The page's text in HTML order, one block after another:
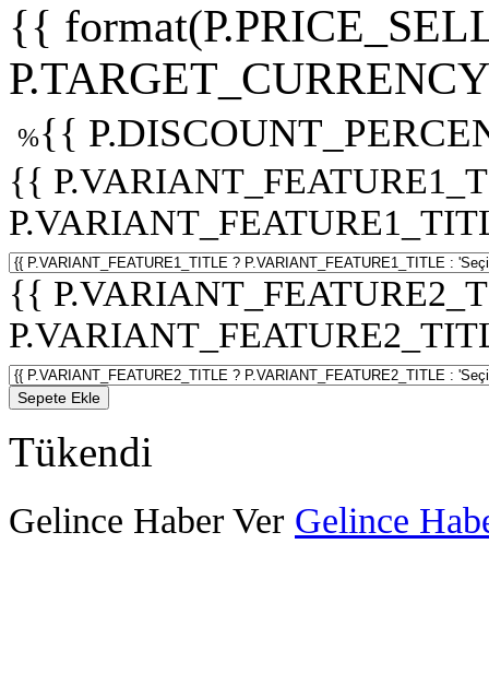
{{
%{{
{{
{{
Sepete Ekle
Tükendi
Gelince Haber Ver Gelince